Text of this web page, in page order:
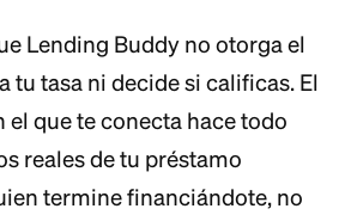
Lending Buddy no otorga el
tu tasa ni decide si calificas. El
el que te conecta hace todo
reales de tu préstamo
termine financiándote, no